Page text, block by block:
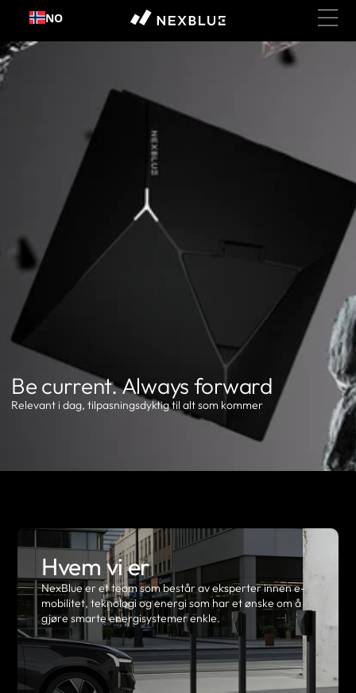
NO
Be current. Always forward
Relevant i dag, tilpasningsdyktig til alt som kommer
Hvem vi er
NexBlue er et team som består av eksperter innen e-
mobilitet, teknologi og energi som har et ønske om å
gjøre smarte energisystemer enkle.